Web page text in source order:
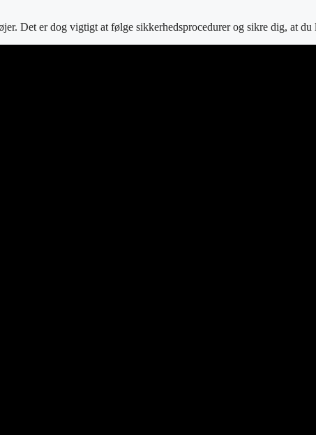
Det er dog vigtigt at følge sikkerhedsprocedurer og sikre dig, at